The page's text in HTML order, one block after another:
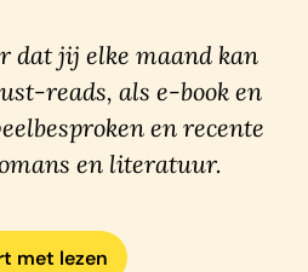
dat jij elke maand kan
reads, als e-book en
en recente
en literatuur.
met lezen